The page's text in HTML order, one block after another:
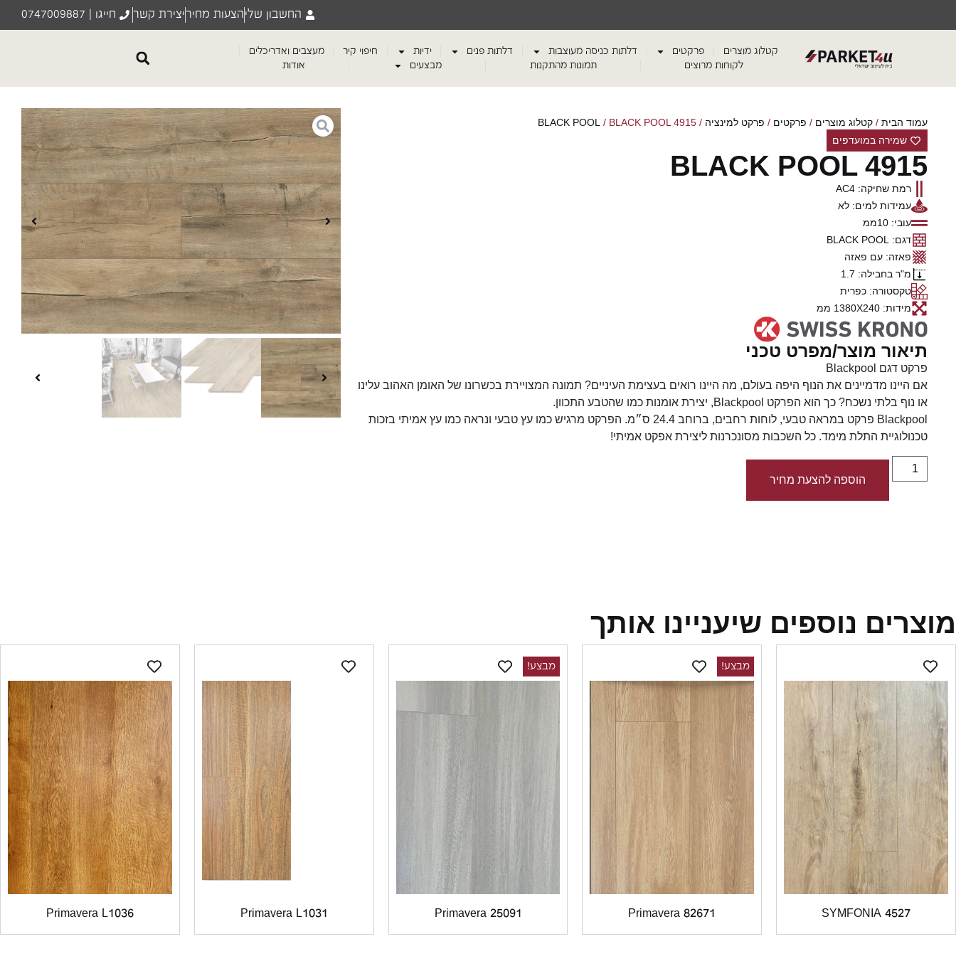
החשבון שליהצעות מחיריצירת קשר חייגו | 0747009887
קטלוג מוצרים פרקטים דלתות כניסה מעוצבות דלתות פנים ידיות חיפוי קיר
מעצבים ואדריכלים
לקוחות מרוצים
תמונות מהתקנות מבצעים אודות
עמוד הבית / קטלוג מוצרים / פרקטים / פרקט למינציה /
BLACK POOL / BLACK POOL 4915
שמירה במועדפים
BLACK POOL 4915
רמת שחיקה: AC4
עמידות למים: לא
עובי: 10ממ
דגם: BLACK POOL
פאזה: עם פאזה
מ"ר בחבילה: 1.7
טקסטורה: כפרית
מידות: 1380X240 ממ
תיאור מוצר/מפרט טכני
פרקט דגם Blackpool
אם היינו מדמיינים את הנוף היפה בעולם, מה היינו רואים בעצימת העיניים? תמונה המצויירת בכשרונו של האומן האהוב עלינו
או נוף בלתי נשכח? כך הוא הפרקט Blackpool, יצירת אומנות כמו שהטבע התכוון.
Blackpool פרקט במראה טבעי, לוחות רחבים, ברוחב 24.4 ס״מ. הפרקט מרגיש כמו עץ טבעי ונראה כמו עץ אמיתי בזכות
טכנולוגיית התלת מימד. כל השכבות מסונכרנות ליצירת אפקט אמיתי!
הוספה להצעת מחיר
מוצרים נוספים שיעניינו אותך
SYMFONIA 4527
מבצע!
Primavera 82671
מבצע!
Primavera 25091
Primavera L1031
Primavera L1036